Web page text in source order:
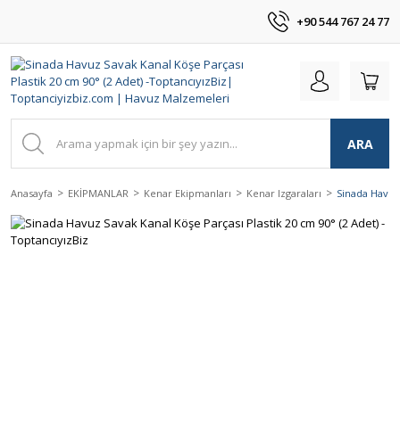
+90 544 767 24 77
ARA
Anasayfa EKİPMANLAR Kenar Ekipmanları Kenar Izgaraları Sinada